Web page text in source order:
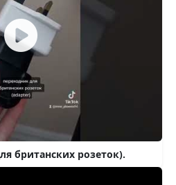
британских розеток).